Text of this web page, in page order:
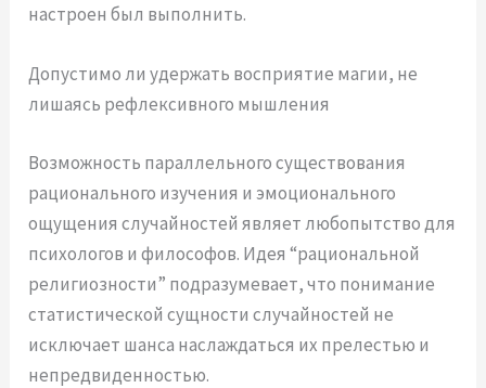
настроен был выполнить.
Допустимо ли удержать восприятие магии, не
лишаясь рефлексивного мышления
Возможность параллельного существования
рационального изучения и эмоционального
ощущения случайностей являет любопытство для
психологов и философов. Идея “рациональной
религиозности” подразумевает, что понимание
статистической сущности случайностей не
исключает шанса наслаждаться их прелестью и
непредвиденностью.